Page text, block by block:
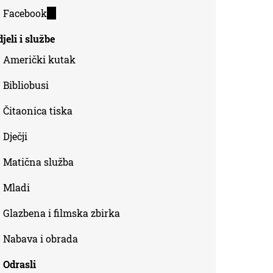
external)
Facebook
external)
i službe
Američki kutak
Bibliobusi
Čitaonica tiska
Dječji
Matična služba
Mladi
Glazbena i filmska zbirka
Nabava i obrada
Odrasli